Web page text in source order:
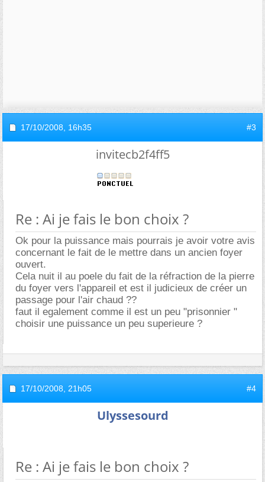
17/10/2008, 16h35 #3
invitecb2f4ff5
Re : Ai je fais le bon choix ?
Ok pour la puissance mais pourrais je avoir votre avis
concernant le fait de le mettre dans un ancien foyer
ouvert.
Cela nuit il au poele du fait de la réfraction de la pierre
du foyer vers l'appareil et est il judicieux de créer un
passage pour l'air chaud ??
faut il egalement comme il est un peu "prisonnier "
choisir une puissance un peu superieure ?
17/10/2008, 21h05 #4
Ulyssesourd
Re : Ai je fais le bon choix ?